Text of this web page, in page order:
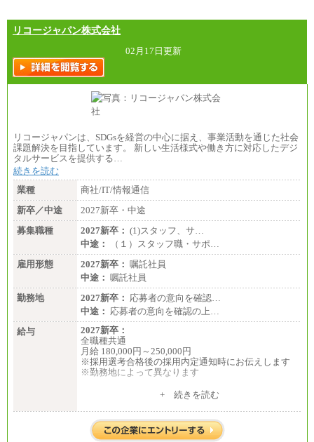
リコージャパン株式会社
02月17日更新
リコージャパンは、SDGsを経営の中心に据え、事業活動を通じた社会
課題解決を目指しています。 新しい生活様式や働き方に対応したデジ
タルサービスを提供する…
続きを読む
業種
商社/IT/情報通信
新卒／中途
2027新卒・中途
募集職種
2027新卒： (1)スタッフ、サ…
中途：
（１）スタッフ職・サポ…
雇用形態
2027新卒： 嘱託社員
中途： 嘱託社員
勤務地
2027新卒： 応募者の意向を確認…
中途： 応募者の意向を確認の上…
給与
2027新卒：
全職種共通
月給 180,000円～250,000円
※採用選考合格後の採用内定通知時にお伝えします
※勤務地によって異なります
月給 200,000円～250,000円
入社時の処遇は経験・能力を考慮の上、当社規程に
より決定します。
+ 続きを読む